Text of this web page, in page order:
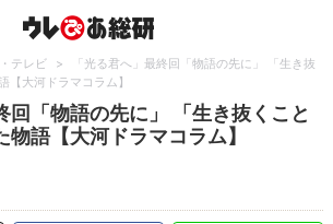
テレビ >
「光る君へ」最終回「物語の先に」 「生き抜
【大河ドラマコラム】
回「物語の先に」 「生き抜くこと
語【大河ドラマコラム】